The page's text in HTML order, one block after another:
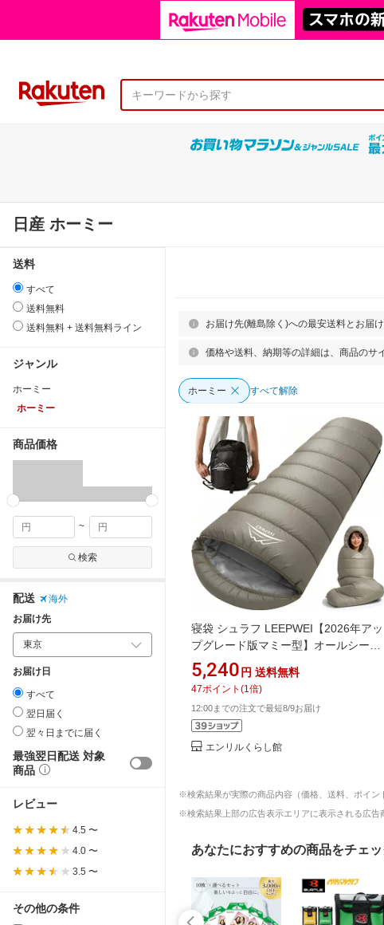
日産 ホーミー
送料
すべて
送料無料
送料無料 + 送料無料ライン
ジャンル
ホーミー
ホーミー
商品価格
~
検索
配送
海外
お届け先
お届け日
すべて
翌日届く
翌々日までに届く
最強翌日配送 対象
商品
レビュー
4.5 〜
4.0 〜
3.5 〜
その他の条件
お届け先(離島除く)への最安送料とお届
価格や送料、納期等の詳細は、商品のサ
ホーミー すべて解除
寝袋 シュラフ LEEPWEI【2026年アッ
プグレード版マミー型】オールシーズ
ン コンパクト キャンプ アウトドア
sleeping bag 軽量 防災 車中泊 来客用
登山 簡単収納 丸洗い可能 収納袋付
5,240 円 送料無料
47ポイント (1倍)
12:00までの注文で最短8/9お届け
エンリルくらし館
※検索結果が実際の商品内容（価格、送料、ポイン
※検索結果上部の広告表示エリアに表示される広告
あなたにおすすめの商品をチェッ